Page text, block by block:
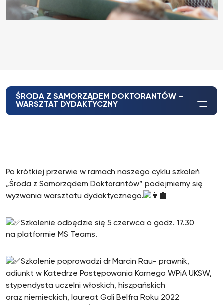
ŚRODA Z SAMORZĄDEM DOKTORANTÓW –
WARSZTAT DYDAKTYCZNY
Po krótkiej przerwie w ramach naszego cyklu szkoleń
„Środa z Samorządem Doktorantów” podejmiemy się
wyzwania warsztatu dydaktycznego.
Szkolenie odbędzie się 5 czerwca o godz. 17.30
na platformie MS Teams.
Szkolenie poprowadzi dr Marcin Rau- prawnik,
adiunkt w Katedrze Postępowania Karnego WPiA UKSW,
stypendysta uczelni włoskich, hiszpańskich
oraz niemieckich, laureat Gali Belfra Roku 2022